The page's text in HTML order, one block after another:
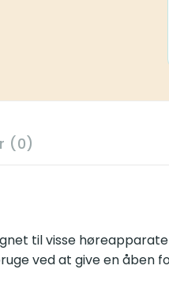
(0)
til visse
ved at give en åben